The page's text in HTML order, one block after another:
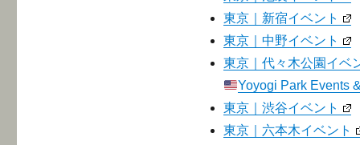
東京｜新宿イベント
東京｜中野イベント
東京｜代々木公園イベ
Yoyogi Park Events
東京｜渋谷イベント
東京｜六本木イベント